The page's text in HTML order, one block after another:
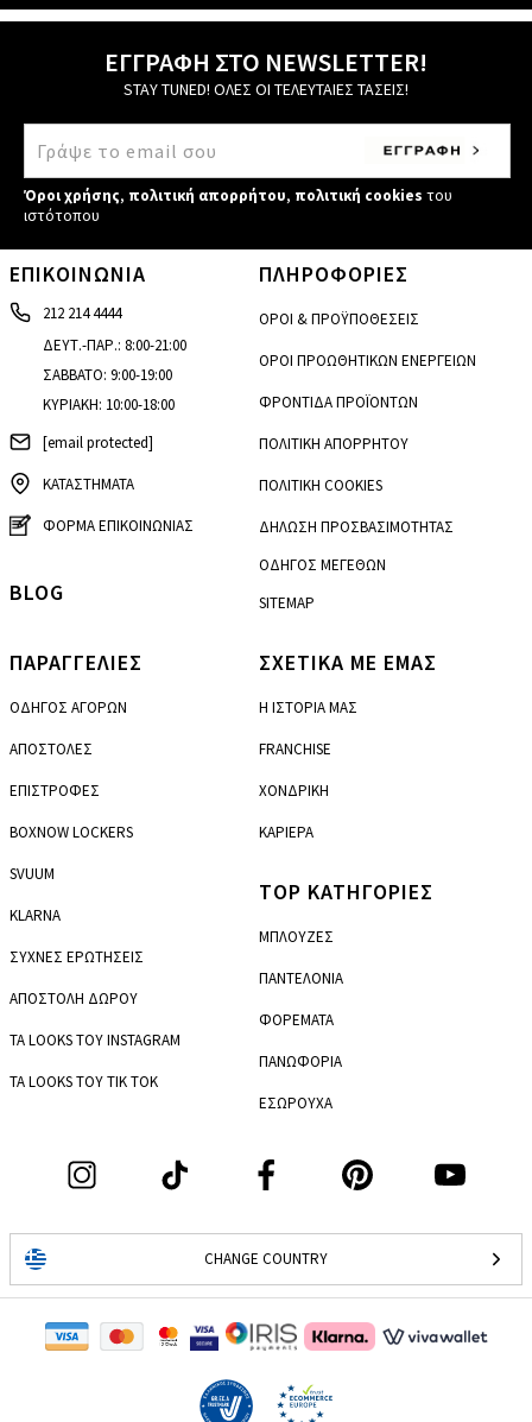
ΕΓΓΡΑΦΗ ΣΤΟ NEWSLETTER!
STAY TUNED! ΟΛΕΣ ΟΙ ΤΕΛΕΥΤΑΙΕΣ ΤΑΣΕΙΣ!
Όροι χρήσης, πολιτική απορρήτου, πολιτική cookies του
ιστότοπου
ΕΠΙΚΟΙΝΩΝΙΑ
212 214 4444
ΔΕΥΤ.-ΠΑΡ.: 8:00-21:00
ΣΑΒΒΑΤΟ: 9:00-19:00
ΚΥΡΙΑΚΗ: 10:00-18:00
[email protected]
ΚΑΤΑΣΤΗΜΑΤΑ
ΦΟΡΜΑ ΕΠΙΚΟΙΝΩΝΙΑΣ
ΠΑΡΑΓΓΕΛΙΕΣ
ΟΔΗΓΟΣ ΑΓΟΡΩΝ
ΑΠΟΣΤΟΛΕΣ
ΕΠΙΣΤΡΟΦΕΣ
BOXNOW LOCKERS
SVUUM
KLARNA
ΣΥΧΝΕΣ ΕΡΩΤΗΣΕΙΣ
ΑΠΟΣΤΟΛΗ ΔΩΡΟΥ
ΤΑ LOOKS ΤΟΥ INSTAGRAM
ΤΑ LOOKS ΤΟΥ TIK TOK
ΠΛΗΡΟΦΟΡΙΕΣ
ΟΡΟΙ & ΠΡΟΫΠΟΘΕΣΕΙΣ
ΟΡΟΙ ΠΡΟΩΘΗΤΙΚΩΝ ΕΝΕΡΓΕΙΩΝ
ΦΡΟΝΤΙΔΑ ΠΡΟΪΟΝΤΩΝ
ΠΟΛΙΤΙΚΗ ΑΠΟΡΡΗΤΟΥ
ΠΟΛΙΤΙΚΗ COOKIES
ΔΗΛΩΣΗ ΠΡΟΣΒΑΣΙΜΟΤΗΤΑΣ
ΟΔΗΓΟΣ ΜΕΓΕΘΩΝ
SITEMAP
ΣΧΕΤΙΚΑ ΜΕ ΕΜΑΣ
Η ΙΣΤΟΡΙΑ ΜΑΣ
FRANCHISE
ΧΟΝΔΡΙΚΗ
ΚΑΡΙΕΡΑ
CHANGE COUNTRY
TOP ΚΑΤΗΓΟΡΙΕΣ
ΜΠΛΟΥΖΕΣ
ΠΑΝΤΕΛΟΝΙΑ
ΦΟΡΕΜΑΤΑ
ΠΑΝΩΦΟΡΙΑ
ΕΣΩΡΟΥΧΑ
BLOG